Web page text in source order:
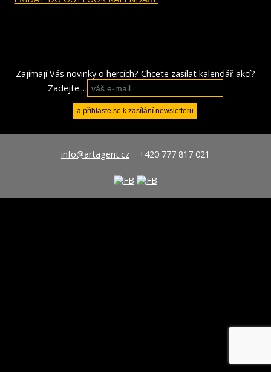
Zajímají Vás novinky o hercích? Chcete zasílat kalendář akcí?
Zadejte...
info@artagent.cz+420 777 817 021